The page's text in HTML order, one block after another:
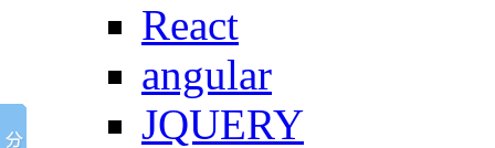
React
angular
JQUERY